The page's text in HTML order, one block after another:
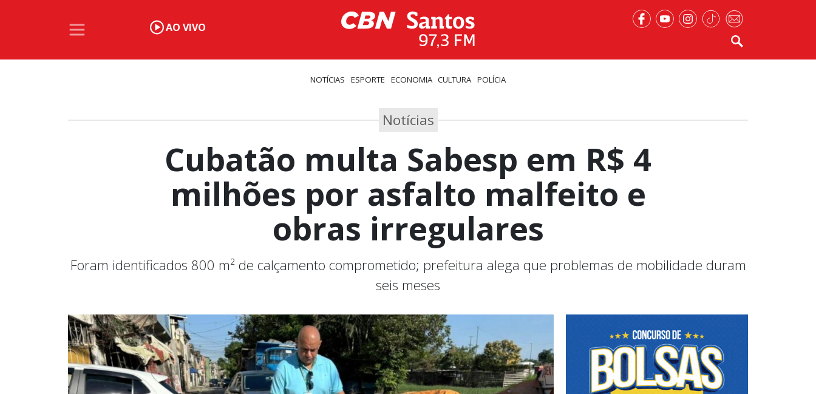
AO VIVO
NOTÍCIAS ESPORTE ECONOMIA CULTURA POLÍCIA
Notícias
Cubatão multa Sabesp em R$ 4
milhões por asfalto malfeito e
obras irregulares
Foram identificados 800 m² de calçamento comprometido; prefeitura alega que problemas de mobilidade duram
seis meses